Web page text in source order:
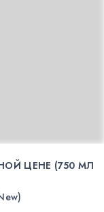
ЦЕНЕ (750 МЛ